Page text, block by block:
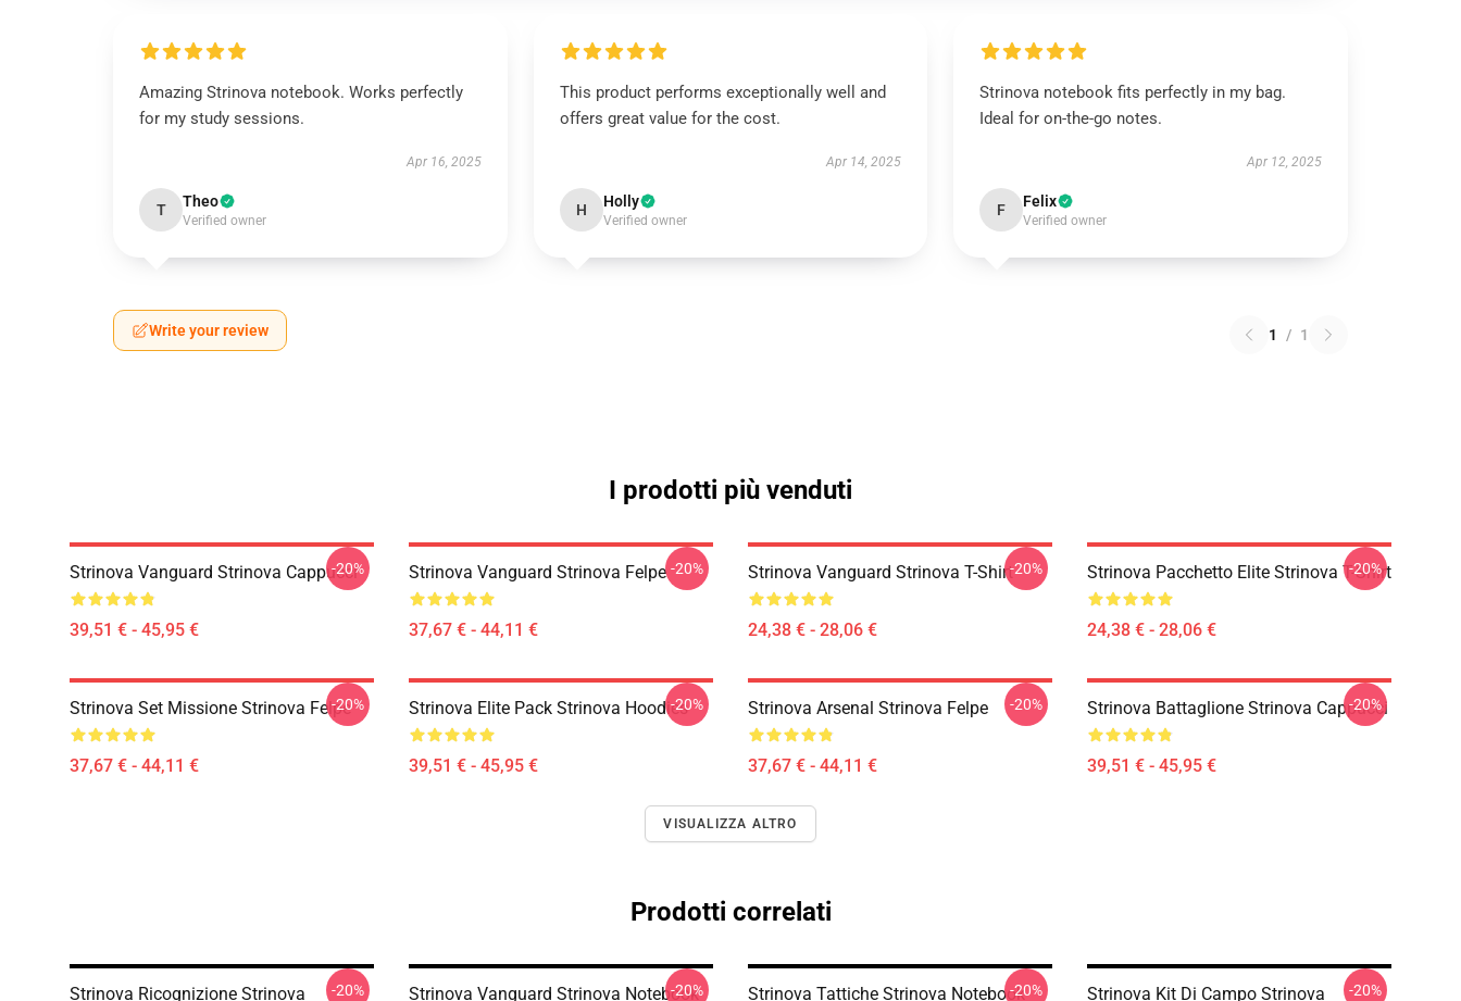
Amazing Strinova notebook. Works perfectly
for my study sessions.
Apr 16, 2025
T Theo
Verified owner
This product performs exceptionally well and
offers great value for the cost.
Apr 14, 2025
H Holly
Verified owner
Strinova notebook fits perfectly in my bag.
Ideal for on-the-go notes.
Apr 12, 2025
F Felix
Verified owner
Write your review 1 / 1
I prodotti più venduti
Strinova Vanguard Strinova Cappucci
39,51 € - 45,95 €
-20% Strinova Vanguard Strinova Felpe
37,67 € - 44,11 €
-20% Strinova Vanguard Strinova T-Shirt
24,38 € - 28,06 €
-20% Strinova Pacchetto Elite Strinova T-Shirt
24,38 € - 28,06 €
-20%
Strinova Set Missione Strinova Felpe
37,67 € - 44,11 €
-20% Strinova Elite Pack Strinova Hoodies
39,51 € - 45,95 €
-20% Strinova Arsenal Strinova Felpe
37,67 € - 44,11 €
-20% Strinova Battaglione Strinova Cappucci
39,51 € - 45,95 €
-20%
VISUALIZZA ALTRO
Prodotti correlati
Strinova Ricognizione Strinova
-20% Strinova Vanguard Strinova Notebook
-20% Strinova Tattiche Strinova Notebook-20%
Strinova Kit Di Campo Strinova
-20%